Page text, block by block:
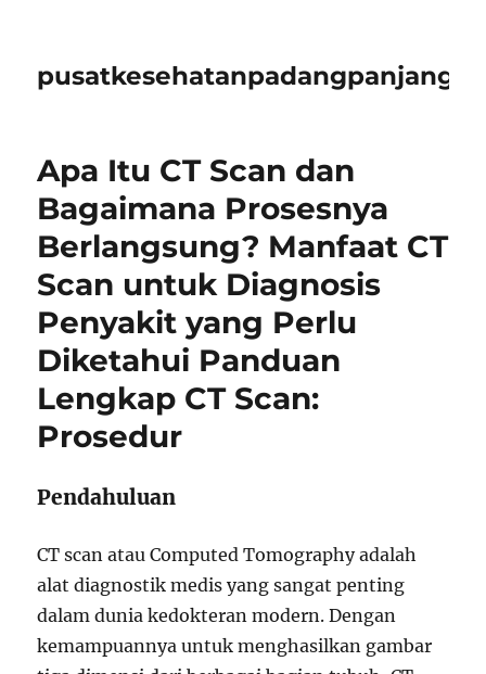
pusatkesehatanpadangpanjangid
Apa Itu CT Scan dan
Bagaimana Prosesnya
Berlangsung? Manfaat CT
Scan untuk Diagnosis
Penyakit yang Perlu
Diketahui Panduan
Lengkap CT Scan:
Prosedur
Pendahuluan
CT scan atau Computed Tomography adalah
alat diagnostik medis yang sangat penting
dalam dunia kedokteran modern. Dengan
kemampuannya untuk menghasilkan gambar